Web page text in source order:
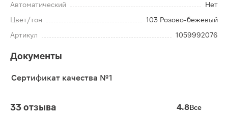
Автоматический
Нет
Цвет/тон
103 Розово-бежевый
Артикул
1059992076
Документы
Сертификат качества №1
33 отзыва 4.8Все